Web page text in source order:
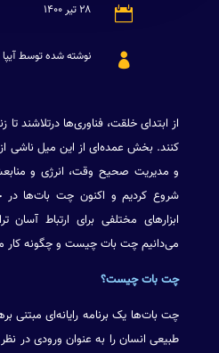
 ۲۸ تیر ۱۴۰۰
 نوشته شده توسط آیپا
از ابتدای خلقت، فناوری‌ها درتلاشند
کنند. بخش عمده‌ای از این میل ناشی از
و مدیریت صحیح وقت، انرژی و
شروع کردیم و اکنون چت بات‌ها
ابزار‌های مختلفی برای ارتباط آسان
می‌دانیم چت بات چیست و چگونه کار
چت بات چیست؟
چت بات‌ها یک برنامه رایانه‌ای
طبیعی انسان را به عنوان ورودی در